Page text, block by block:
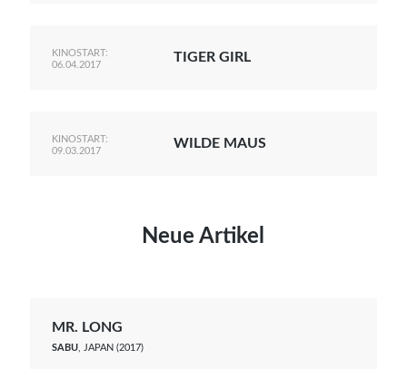
KINOSTART:
06.04.2017
TIGER GIRL
KINOSTART:
09.03.2017
WILDE MAUS
Neue Artikel
MR. LONG
SABU , JAPAN (2017)